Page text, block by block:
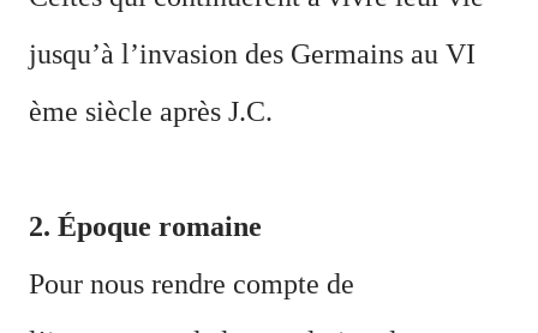
jusqu’à l’invasion des Germains au VI
ème siècle après J.C.
2. Époque romaine
Pour nous rendre compte de